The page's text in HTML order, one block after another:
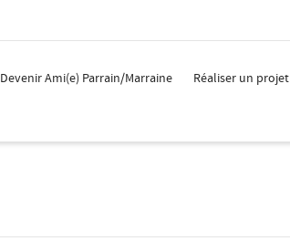
Devenir Ami(e) Parrain/Marraine Réaliser un projet